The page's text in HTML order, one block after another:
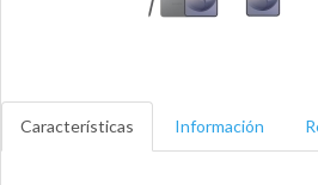
Características Información